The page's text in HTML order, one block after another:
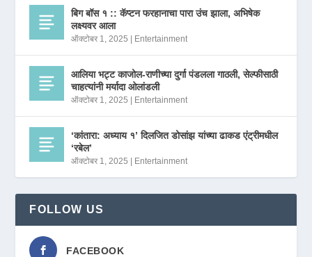
बिग बॉस १ :: कॅप्टन फरहानाचा पारा उंच झाला, अभिषेक
लक्ष्यवर आला
ऑक्टोबर 1, 2025 | Entertainment
आलिया भट्ट काजोल-राणीच्या दुर्गा पंडलला गाठली, सेल्फीसाठी
चाहत्यांनी मर्यादा ओलांडली
ऑक्टोबर 1, 2025 | Entertainment
‘कांतारा: अध्याय १’ दिलजित डोसांझ यांच्या ढाकड एंट्रीमधील
‘रबेल’
ऑक्टोबर 1, 2025 | Entertainment
FOLLOW US
FACEBOOK